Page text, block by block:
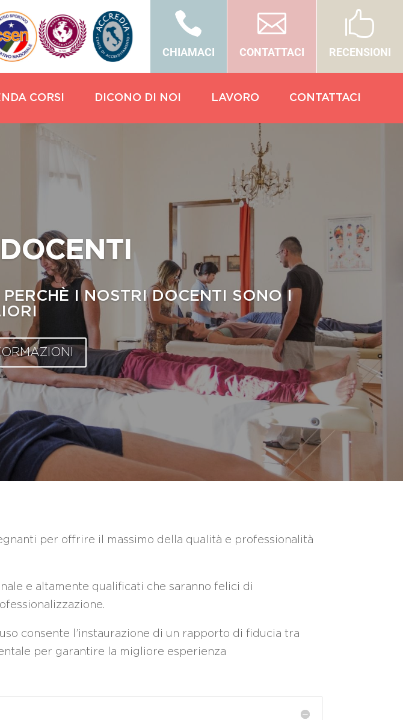

CHIAMACI

CONTATTACI

RECENSIONI
CORSI DICONO DI NOI LAVORO CONTATTACI
I NOSTRI DOCENTI SONO I
per offrire il massimo della qualità e professionalità
e altamente qualificati che saranno felici di
consente l’instaurazione di un rapporto di fiducia tra
per garantire la migliore esperienza